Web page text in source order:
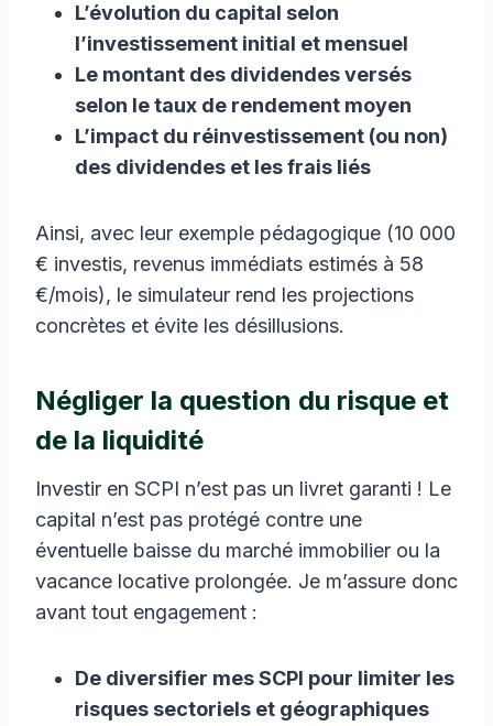
L’évolution du capital selon
l’investissement initial et mensuel
Le montant des dividendes versés
selon le taux de rendement moyen
L’impact du réinvestissement (ou non)
des dividendes et les frais liés
Ainsi, avec leur exemple pédagogique (10 000
€ investis, revenus immédiats estimés à 58
€/mois), le simulateur rend les projections
concrètes et évite les désillusions.
Négliger la question du risque et
de la liquidité
Investir en SCPI n’est pas un livret garanti ! Le
capital n’est pas protégé contre une
éventuelle baisse du marché immobilier ou la
vacance locative prolongée. Je m’assure donc
avant tout engagement :
De diversifier mes SCPI pour limiter les
risques sectoriels et géographiques